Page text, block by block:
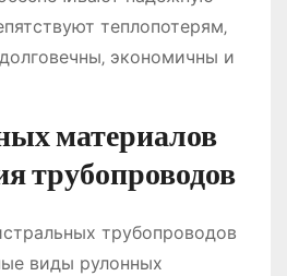
теплопотерям‚
экономичны и
материалов
трубопроводов
трубопроводов
виды рулонных